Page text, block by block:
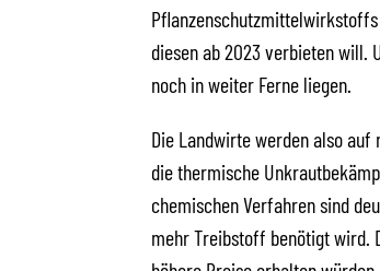
Pflanzenschutzmittelwirkstoffs
diesen ab 2023 verbieten will.
noch in weiter Ferne liegen.
Die Landwirte werden also
die thermische
chemischen Verfahren sind
mehr Treibstoff benötigt wird.